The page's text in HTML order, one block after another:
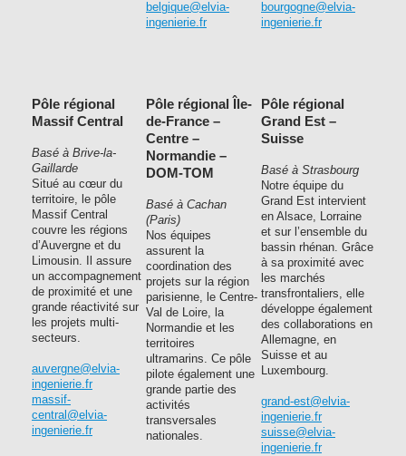
belgique@elvia-
ingenierie.fr
bourgogne@elvia-
ingenierie.fr
Pôle régional
Massif Central
Basé à Brive-la-
Gaillarde
Situé au cœur du
territoire, le pôle
Massif Central
couvre les régions
d’Auvergne et du
Limousin. Il assure
un accompagnement
de proximité et une
grande réactivité sur
les projets multi-
secteurs.
auvergne@elvia-
ingenierie.fr
massif-
central@elvia-
ingenierie.fr
Pôle régional Île-
de-France –
Centre –
Normandie –
DOM-TOM
Basé à Cachan
(Paris)
Nos équipes
assurent la
coordination des
projets sur la région
parisienne, le Centre-
Val de Loire, la
Normandie et les
territoires
ultramarins. Ce pôle
pilote également une
grande partie des
activités
transversales
nationales.
Pôle régional
Grand Est –
Suisse
Basé à Strasbourg
Notre équipe du
Grand Est intervient
en Alsace, Lorraine
et sur l’ensemble du
bassin rhénan. Grâce
à sa proximité avec
les marchés
transfrontaliers, elle
développe également
des collaborations en
Allemagne, en
Suisse et au
Luxembourg.
grand-est@elvia-
ingenierie.fr
suisse@elvia-
ingenierie.fr